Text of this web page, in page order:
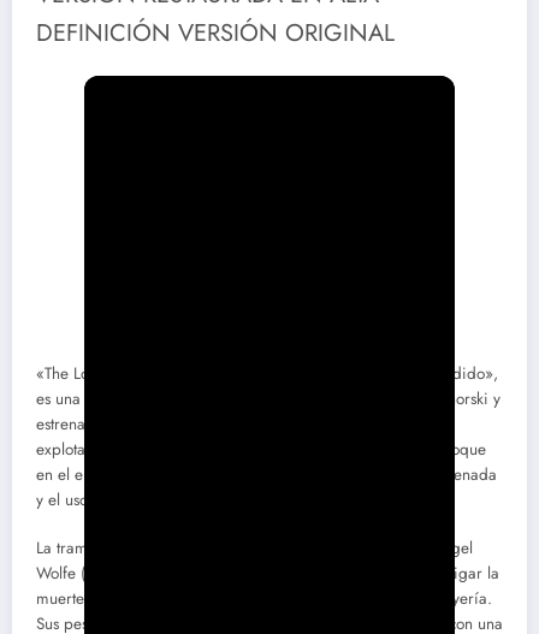
DEFINICIÓN VERSIÓN ORIGINAL
«The Lost Empire», también conocida como «El imperio perdido»,
es una película de aventuras y fantasía dirigida por Jim Wynorski y
estrenada en 1984. Esta película es un ejemplo del cine de
explotación de la década de 1980, caracterizada por su enfoque
en el entretenimiento de bajo presupuesto, la acción desenfrenada
y el uso de elementos de fantasía y ciencia ficción.
La trama de «The Lost Empire» sigue a la agente del FBI Angel
Wolfe (interpretada por Melanie Vincz), quien decide investigar la
muerte de su hermano, asesinado durante un asalto a una joyería.
Sus pesquisas la llevan a descubrir un complot relacionado con una